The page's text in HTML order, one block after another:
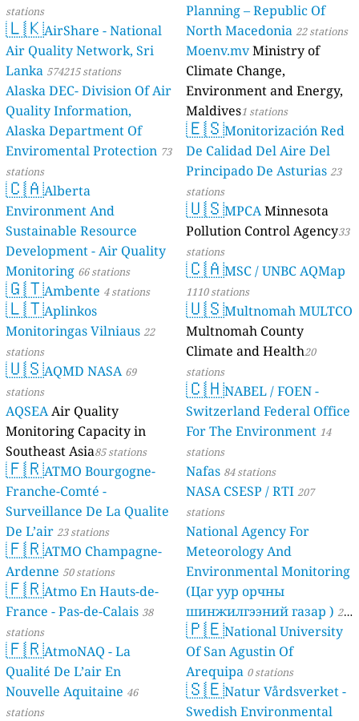
stations
🇱🇰AirShare - National
Air Quality Network, Sri
Lanka 574215 stations
Alaska DEC- Division Of Air
Quality Information,
Alaska Department Of
Enviromental Protection 73
stations
🇨🇦Alberta
Environment And
Sustainable Resource
Development - Air Quality
Monitoring 66 stations
🇬🇹Ambente 4 stations
🇱🇹Aplinkos
Monitoringas Vilniaus 22
stations
🇺🇸AQMD NASA 69
stations
AQSEAAir Quality
Monitoring Capacity in
Southeast Asia85 stations
🇫🇷ATMO Bourgogne-
Franche-Comté -
Surveillance De La Qualite
De L’air 23 stations
🇫🇷ATMO Champagne-
Ardenne 50 stations
🇫🇷Atmo En Hauts-de-
France - Pas-de-Calais 38
stations
🇫🇷AtmoNAQ - La
Qualité De L’air En
Nouvelle Aquitaine 46
stations
Planning – Republic Of
North Macedonia 22 stations
Moenv.mvMinistry of
Climate Change,
Environment and Energy,
Maldives1 stations
🇪🇸Monitorización Red
De Calidad Del Aire Del
Principado De Asturias 23
stations
🇺🇸MPCAMinnesota
Pollution Control Agency33
stations
🇨🇦MSC / UNBC AQMap
1110 stations
🇺🇸Multnomah MULTCO
Multnomah County
Climate and Health20
stations
🇨🇭NABEL / FOEN -
Switzerland Federal Office
For The Environment 14
stations
Nafas 84 stations
NASA CSESP / RTI 207
stations
National Agency For
Meteorology And
Environmental Monitoring
(Цаг уур орчны
шинжилгээний газар ) 21
stations
🇵🇪National University
Of San Agustin Of
Arequipa 0 stations
🇸🇪Natur Vårdsverket -
Swedish Environmental